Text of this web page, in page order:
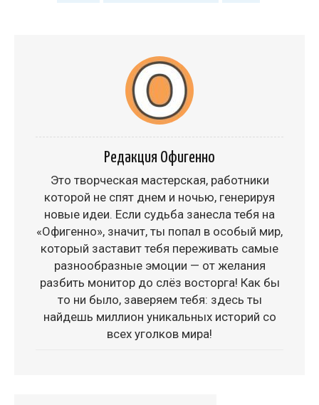
Редакция Офигенно
Это творческая мастерская, работники
которой не спят днем и ночью, генерируя
новые идеи. Если судьба занесла тебя на
«Офигенно», значит, ты попал в особый мир,
который заставит тебя переживать самые
разнообразные эмоции — от желания
разбить монитор до слёз восторга! Как бы
то ни было, заверяем тебя: здесь ты
найдешь миллион уникальных историй со
всех уголков мира!